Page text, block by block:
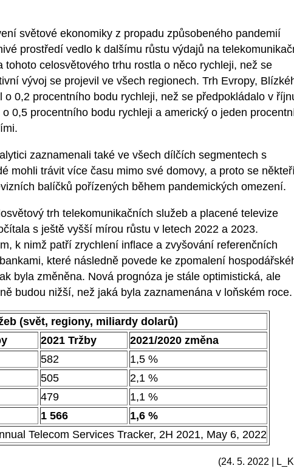
světové ekonomiky z propadu způsobeného pandemií
prostředí vedlo k dalšímu růstu výdajů na
tohoto celosvětového trhu rostla o něco rychleji, než se
vývoj se projevil ve všech regionech. Trh Evropy,
o 0,2 procentního bodu rychleji, než se předpokládalo v
0,5 procentního bodu rychleji a americký o jeden
zaznamenali také ve všech dílčích segmentech s
mohli trávit více času mimo své domovy, a proto se někteří
balíčků pořízených během pandemických omezení.
trh telekomunikačních služeb a placené televize
s ještě vyšší mírou růstu v letech 2022 a 2023.
k nimž patří zrychlení inflace a zvyšování referenčních
které následně povede ke zpomalení
byla změněna. Nová prognóza je stále optimistická, ale
budou nižší, než jaká byla zaznamenána v loňském roce.
(svět, regiony, miliardy dolarů)
2021 Tržby
2021/2020 změna
582
1,5 %
505
2,1 %
479
1,1 %
1 566
1,6 %
Telecom Services Tracker, 2H 2021, May 6, 2022
(24. 5. 2022 |